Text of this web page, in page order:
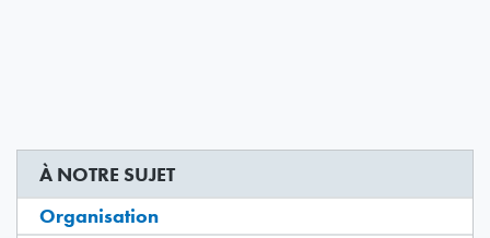
À NOTRE SUJET
Organisation